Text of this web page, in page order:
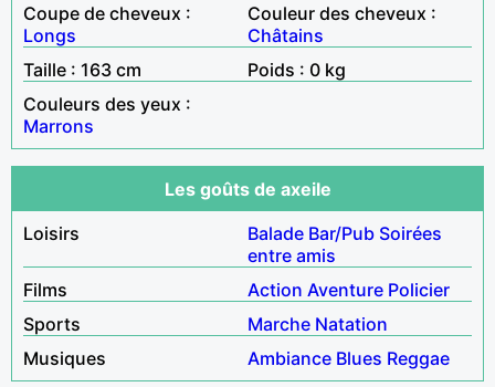
Coupe de cheveux :
Longs
Couleur des cheveux :
Châtains
Taille : 163 cm
Poids : 0 kg
Couleurs des yeux :
Marrons
Les goûts de axeile
Loisirs
Balade Bar/Pub Soirées
entre amis
Films
Action Aventure Policier
Sports
Marche Natation
Musiques
Ambiance Blues Reggae